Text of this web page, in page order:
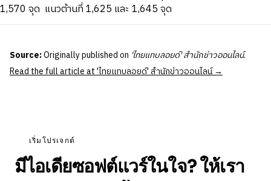
1,570 จุด แนวต้านที่ 1,625 และ 1,645 จุด
Source:Originally published on 'ไทยแทบลอยด์' สำนักข่าวออนไลน์.
Read the full article at 'ไทยแทบลอยด์' สำนักข่าวออนไลน์ →
เริ่มโปรเจกต์
มีไอเดียซอฟต์แวร์ในใจ? ให้เรา